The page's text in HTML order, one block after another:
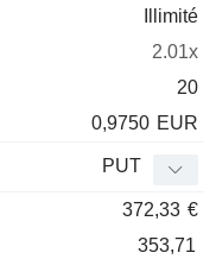
Illimité
2.01x
20
0,9750 EUR
PUT
372,33 €
353,71